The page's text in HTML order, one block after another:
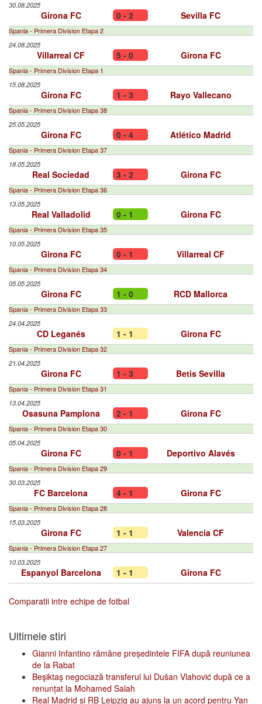
30.08.2025
Girona FC 0 - 2 Sevilla FC
Spania - Primera Division Etapa 2
24.08.2025
Villarreal CF 5 - 0 Girona FC
Spania - Primera Division Etapa 1
15.08.2025
Girona FC 1 - 3 Rayo Vallecano
Spania - Primera Division Etapa 38
25.05.2025
Girona FC 0 - 4 Atlético Madrid
Spania - Primera Division Etapa 37
18.05.2025
Real Sociedad 3 - 2 Girona FC
Spania - Primera Division Etapa 36
13.05.2025
Real Valladolid 0 - 1 Girona FC
Spania - Primera Division Etapa 35
10.05.2025
Girona FC 0 - 1 Villarreal CF
Spania - Primera Division Etapa 34
05.05.2025
Girona FC 1 - 0 RCD Mallorca
Spania - Primera Division Etapa 33
24.04.2025
CD Leganés 1 - 1 Girona FC
Spania - Primera Division Etapa 32
21.04.2025
Girona FC 1 - 3 Betis Sevilla
Spania - Primera Division Etapa 31
13.04.2025
Osasuna Pamplona 2 - 1 Girona FC
Spania - Primera Division Etapa 30
05.04.2025
Girona FC 0 - 1 Deportivo Alavés
Spania - Primera Division Etapa 29
30.03.2025
FC Barcelona 4 - 1 Girona FC
Spania - Primera Division Etapa 28
15.03.2025
Girona FC 1 - 1 Valencia CF
Spania - Primera Division Etapa 27
10.03.2025
Espanyol Barcelona 1 - 1 Girona FC
Comparatii intre echipe de fotbal
Ultimele stiri
Gianni Infantino rămâne președintele FIFA după reuniunea
de la Rabat
Beşiktaş negociază transferul lui Dušan Vlahović după ce a
renunțat la Mohamed Salah
Real Madrid și RB Leipzig au ajuns la un acord pentru Yan